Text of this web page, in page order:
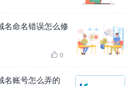
名命名错误怎么修
 0
名账号怎么弄的